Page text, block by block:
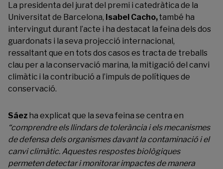
La presidenta del jurat del premi i catedràtica de la
Universitat de Barcelona, Isabel Cacho,també ha
intervingut durant l’acte i ha destacat la feina dels dos
guardonats i la seva projecció internacional,
ressaltant que en tots dos casos es tracta de treballs
clau per a la conservació marina, la mitigació del canvi
climàtic i la contribució a l’impuls de polítiques de
conservació.
Sáez ha explicat que la seva feina se centra en
“comprendre els llindars de tolerància i els mecanismes
de defensa dels organismes davant la contaminació i el
canvi climàtic. Aquestes respostes biològiques
permeten detectar i monitorar impactes de manera